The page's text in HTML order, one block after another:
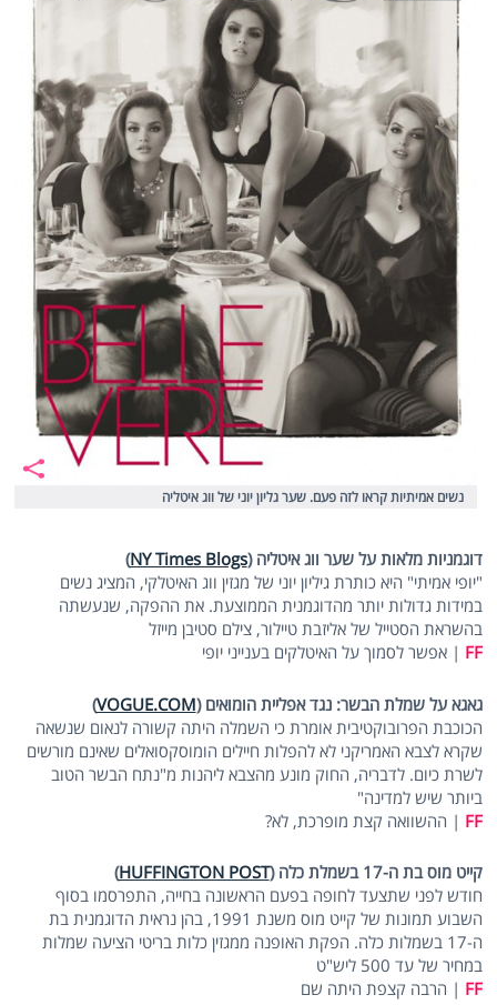
נשים אמיתיות קראו לזה פעם. שער גליון יוני של ווג איטליה
דוגמניות מלאות על שער ווג איטליה (NY Times Blogs
)
"יופי אמיתי" היא כותרת גיליון יוני של מגזין ווג האיטלקי, המציג נשים
במידות גדולות יותר מהדוגמנית הממוצעת. את ההפקה, שנעשתה
בהשראת הסטייל של אליזבת טיילור, צילם סטיבן מייזל
FF | אפשר לסמוך על האיטלקים בענייני יופי
גאגא על שמלת הבשר: נגד אפליית הומואים (VOGUE.COM
)
הכוכבת הפרובוקטיבית אומרת כי השמלה היתה קשורה לנאום שנשאה
שקרא לצבא האמריקני לא להפלות חיילים הומוסקסואלים שאינם מורשים
לשרת כיום. לדבריה, החוק מונע מהצבא ליהנות מ"נתח הבשר הטוב
ביותר שיש למדינה"
FF | ההשוואה קצת מופרכת, לא?
קייט מוס בת ה-17 בשמלת כלה ( HUFFINGTON POST
)
חודש לפני שתצעד לחופה בפעם הראשונה בחייה, התפרסמו בסוף
השבוע תמונות של קייט מוס משנת 1991, בהן נראית הדוגמנית בת
ה-17 בשמלות כלה. הפקת האופנה ממגזין כלות בריטי הציעה שמלות
במחיר של עד 500 ליש"ט
FF | הרבה קצפת היתה שם